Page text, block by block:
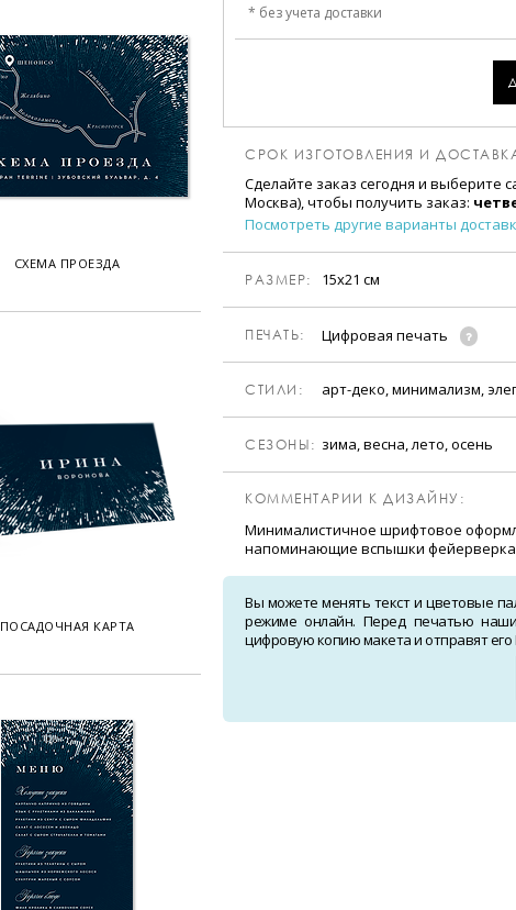
СХЕМА ПРОЕЗДА
ПОСАДОЧНАЯ КАРТА
* без учета доставки
СРОК ИЗГОТОВЛЕНИЯ И
Сделайте заказ сегодня и выберите
Москва), чтобы получить заказ:
Посмотреть другие варианты
РАЗМЕР: 15х21 см
ПЕЧАТЬ: Цифровая печать
CТИЛИ: арт-деко, минимализм,
CЕЗОНЫ: зима, весна, лето, осень
КОММЕНТАРИИ К ДИЗАЙНУ:
Минималистичное шрифтовое
напоминающие вспышки
Вы можете менять текст и цветовые
режиме онлайн. Перед печатью
цифровую копию макета и отправят его